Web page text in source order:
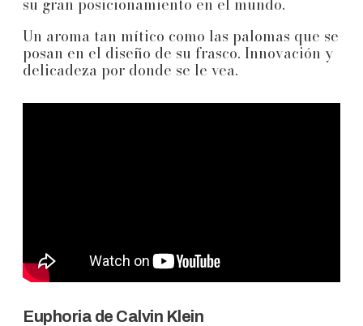
su gran posicionamiento en el mundo.
Un aroma tan mítico como las palomas que se
posan en el diseño de su frasco. Innovación y
delicadeza por donde se le vea.
Euphoria de Calvin Klein